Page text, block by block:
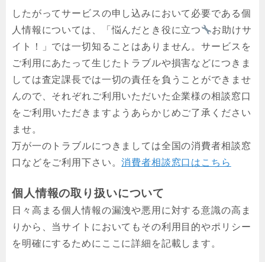
したがってサービスの申し込みにおいて必要である個
人情報については、「悩んだとき役に立つ
お助けサ
イト！」では一切知ることはありません。サービスを
ご利用にあたって生じたトラブルや損害などにつきま
しては査定課長では一切の責任を負うことができませ
んので、それぞれご利用いただいた企業様の相談窓口
をご利用いただきますようあらかじめご了承ください
ませ。
万が一のトラブルにつきましては全国の消費者相談窓
口などをご利用下さい。消費者相談窓口はこちら
個人情報の取り扱いについて
日々高まる個人情報の漏洩や悪用に対する意識の高ま
りから、当サイトにおいてもその利用目的やポリシー
を明確にするためにここに詳細を記載します。